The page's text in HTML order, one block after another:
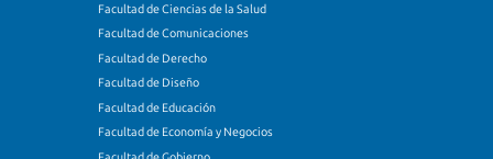
Facultad de Ciencias de la Salud
Facultad de Comunicaciones
Facultad de Derecho
Facultad de Diseño
Facultad de Educación
Facultad de Economía y Negocios